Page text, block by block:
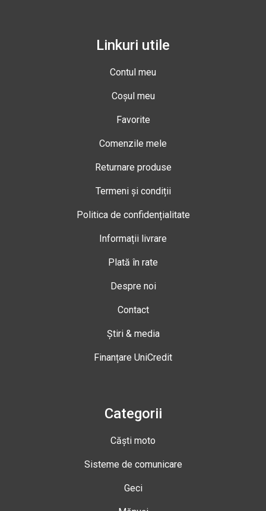
Linkuri utile
Contul meu
Coșul meu
Favorite
Comenzile mele
Returnare produse
Termeni și condiții
Politica de confidențialitate
Informații livrare
Plată în rate
Despre noi
Contact
Știri & media
Finanțare UniCredit
Categorii
Căști moto
Sisteme de comunicare
Geci